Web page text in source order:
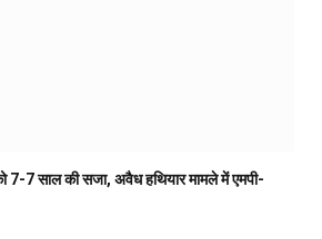
7-7 साल की सजा, अवैध हथियार मामले में एमपी-